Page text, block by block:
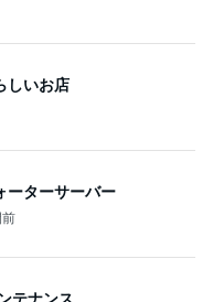
しいお店
ーターサーバー
テナンス